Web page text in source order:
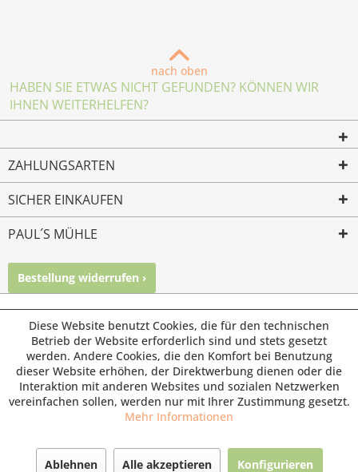
nach oben
HABEN SIE ETWAS NICHT GEFUNDEN? KÖNNEN WIR
IHNEN WEITERHELFEN?
ZAHLUNGSARTEN
SICHER EINKAUFEN
PAUL´S MÜHLE
Bestellung widerrufen ›
© Paul's Mühle | Inhaber: Christof Paul e.K. | Westring 2 |
45659 Recklinghausen
Fax: 02361 -28831 | E-Mail: info@pauls-muehle.de
Diese Website benutzt Cookies, die für den technischen
Betrieb der Website erforderlich sind und stets gesetzt
werden. Andere Cookies, die den Komfort bei Benutzung
dieser Website erhöhen, der Direktwerbung dienen oder die
Interaktion mit anderen Websites und sozialen Netzwerken
vereinfachen sollen, werden nur mit Ihrer Zustimmung gesetzt.
Mehr Informationen
Ablehnen Alle akzeptieren Konfigurieren